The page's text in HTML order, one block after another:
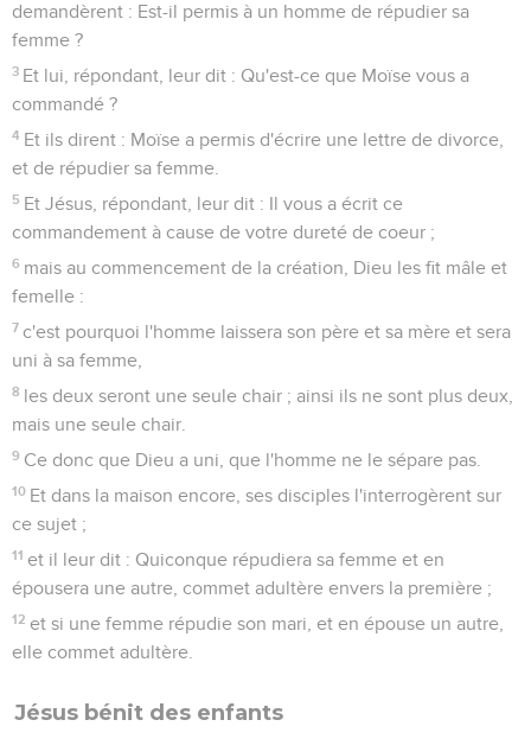
demandèrent : Est-il permis à un homme de répudier sa
femme ?
3 Et lui, répondant, leur dit : Qu'est-ce que Moïse vous a
commandé ?
4 Et ils dirent : Moïse a permis d'écrire une lettre de divorce,
et de répudier sa femme.
5 Et Jésus, répondant, leur dit : Il vous a écrit ce
commandement à cause de votre dureté de coeur ;
6 mais au commencement de la création, Dieu les fit mâle et
femelle :
7 c'est pourquoi l'homme laissera son père et sa mère et sera
uni à sa femme,
8 les deux seront une seule chair ; ainsi ils ne sont plus deux,
mais une seule chair.
9 Ce donc que Dieu a uni, que l'homme ne le sépare pas.
10 Et dans la maison encore, ses disciples l'interrogèrent sur
ce sujet ;
11 et il leur dit : Quiconque répudiera sa femme et en
épousera une autre, commet adultère envers la première ;
12 et si une femme répudie son mari, et en épouse un autre,
elle commet adultère.
Jésus bénit des enfants